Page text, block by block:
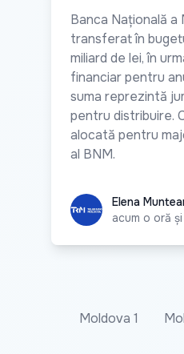
Banca Națională a
transferat în
miliard de lei, în
financiar pentru
suma reprezintă
pentru distribuire.
alocată pentru
al BNM.
Elena Munteanu
Elena
acum o oră
Moldova 1